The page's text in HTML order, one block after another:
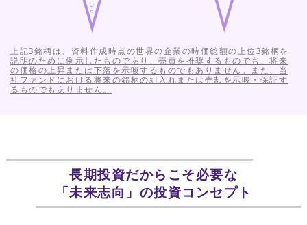
上記3銘柄は、資料作成時点の世界の企業の時価総額の上位3銘柄を
説明のために例示したものであり、売買を推奨するものでも、将来
の価格の上昇または下落を示唆するものでもありません。また、当
社ファンドにおける将来の銘柄の組入れまたは売却を示唆・保証す
るものでもありません。
長期投資だからこそ必要な
「未来志向」の投資コンセプト